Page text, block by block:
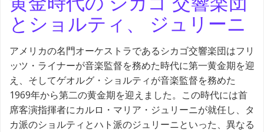
とショルティ、 ジュリーニ
アメリカの名門オーケストラであるシカゴ交響楽団はフリ
ッツ・ライナーが音楽監督を務めた時代に第一黄金期を迎
え、そしてゲオルグ・ショルティが音楽監督を務めた
1969年から第二の黄金期を迎えました。この時代には首
席客演指揮者にカルロ・マリア・ジュリーニが就任し、タ
カ派のショルティとハト派のジュリーニといった、異なる